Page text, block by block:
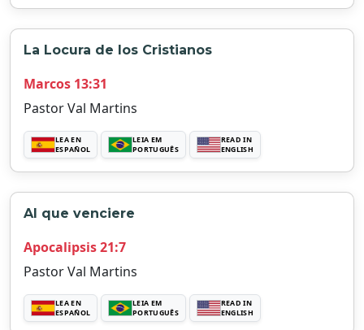
La Locura de los Cristianos
Marcos 13:31
Pastor Val Martins
LEA EN
ESPAÑOL
LEIA EM
PORTUGUÊS
READ IN
ENGLISH
Al que venciere
Apocalipsis 21:7
Pastor Val Martins
LEA EN
ESPAÑOL
LEIA EM
PORTUGUÊS
READ IN
ENGLISH